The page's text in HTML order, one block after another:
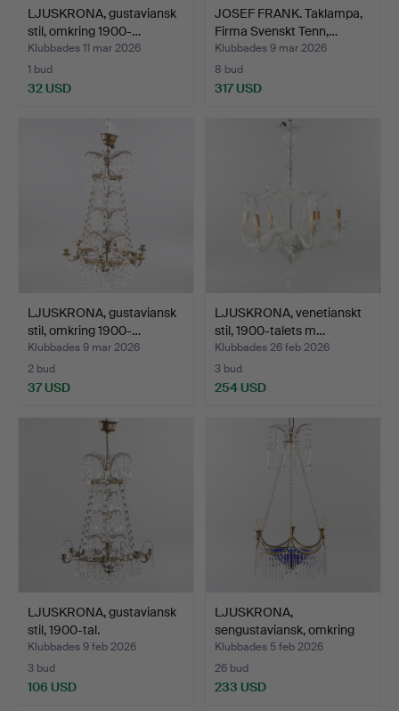
LJUSKRONA, gustaviansk
stil, omkring 1900-…
Klubbades 11 mar 2026
1 bud
32 USD
JOSEF FRANK. Taklampa,
Firma Svenskt Tenn,…
Klubbades 9 mar 2026
8 bud
317 USD
LJUSKRONA, gustaviansk
stil, omkring 1900-…
Klubbades 9 mar 2026
2 bud
37 USD
LJUSKRONA, venetianskt
stil, 1900-talets m…
Klubbades 26 feb 2026
3 bud
254 USD
LJUSKRONA, gustaviansk
stil, 1900-tal.
Klubbades 9 feb 2026
3 bud
106 USD
LJUSKRONA,
sengustaviansk, omkring
1800.
Klubbades 5 feb 2026
26 bud
233 USD